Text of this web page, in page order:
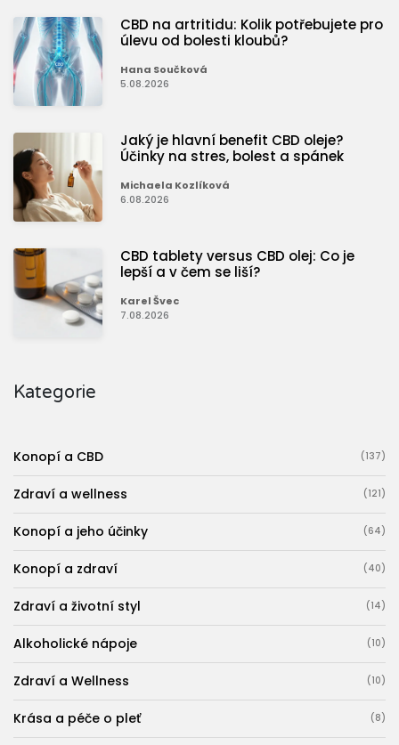
CBD na artritidu: Kolik potřebujete pro
úlevu od bolesti kloubů?
Hana Součková
5.08.2026
Jaký je hlavní benefit CBD oleje?
Účinky na stres, bolest a spánek
Michaela Kozlíková
6.08.2026
CBD tablety versus CBD olej: Co je
lepší a v čem se liší?
Karel Švec
7.08.2026
Kategorie
Konopí a CBD (137)
Zdraví a wellness (121)
Konopí a jeho účinky (64)
Konopí a zdraví (40)
Zdraví a životní styl (14)
Alkoholické nápoje (10)
Zdraví a Wellness (10)
Krása a péče o pleť (8)